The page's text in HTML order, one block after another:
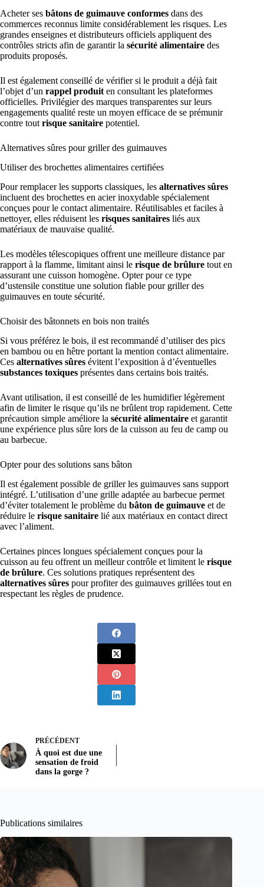
Acheter ses bâtons de guimauve conformes dans des
commerces reconnus limite considérablement les risques. Les
grandes enseignes et distributeurs officiels appliquent des
contrôles stricts afin de garantir la sécurité alimentaire des
produits proposés.
Il est également conseillé de vérifier si le produit a déjà fait
l’objet d’un rappel produit en consultant les plateformes
officielles. Privilégier des marques transparentes sur leurs
engagements qualité reste un moyen efficace de se prémunir
contre tout risque sanitaire potentiel.
Alternatives sûres pour griller des guimauves
Utiliser des brochettes alimentaires certifiées
Pour remplacer les supports classiques, les alternatives sûres
incluent des brochettes en acier inoxydable spécialement
conçues pour le contact alimentaire. Réutilisables et faciles à
nettoyer, elles réduisent les risques sanitaires liés aux
matériaux de mauvaise qualité.
Les modèles télescopiques offrent une meilleure distance par
rapport à la flamme, limitant ainsi le risque de brûlure tout en
assurant une cuisson homogène. Opter pour ce type
d’ustensile constitue une solution fiable pour griller des
guimauves en toute sécurité.
Choisir des bâtonnets en bois non traités
Si vous préférez le bois, il est recommandé d’utiliser des pics
en bambou ou en hêtre portant la mention contact alimentaire.
Ces alternatives sûres évitent l’exposition à d’éventuelles
substances toxiques présentes dans certains bois traités.
Avant utilisation, il est conseillé de les humidifier légèrement
afin de limiter le risque qu’ils ne brûlent trop rapidement. Cette
précaution simple améliore la sécurité alimentaire et garantit
une expérience plus sûre lors de la cuisson au feu de camp ou
au barbecue.
Opter pour des solutions sans bâton
Il est également possible de griller les guimauves sans support
intégré. L’utilisation d’une grille adaptée au barbecue permet
d’éviter totalement le problème du bâton de guimauve et de
réduire le risque sanitaire lié aux matériaux en contact direct
avec l’aliment.
Certaines pinces longues spécialement conçues pour la
cuisson au feu offrent un meilleur contrôle et limitent le risque
de brûlure. Ces solutions pratiques représentent des
alternatives sûres pour profiter des guimauves grillées tout en
respectant les règles de prudence.
PRÉCÉDENT
À quoi est due une
sensation de froid
dans la gorge ?
Publications similaires